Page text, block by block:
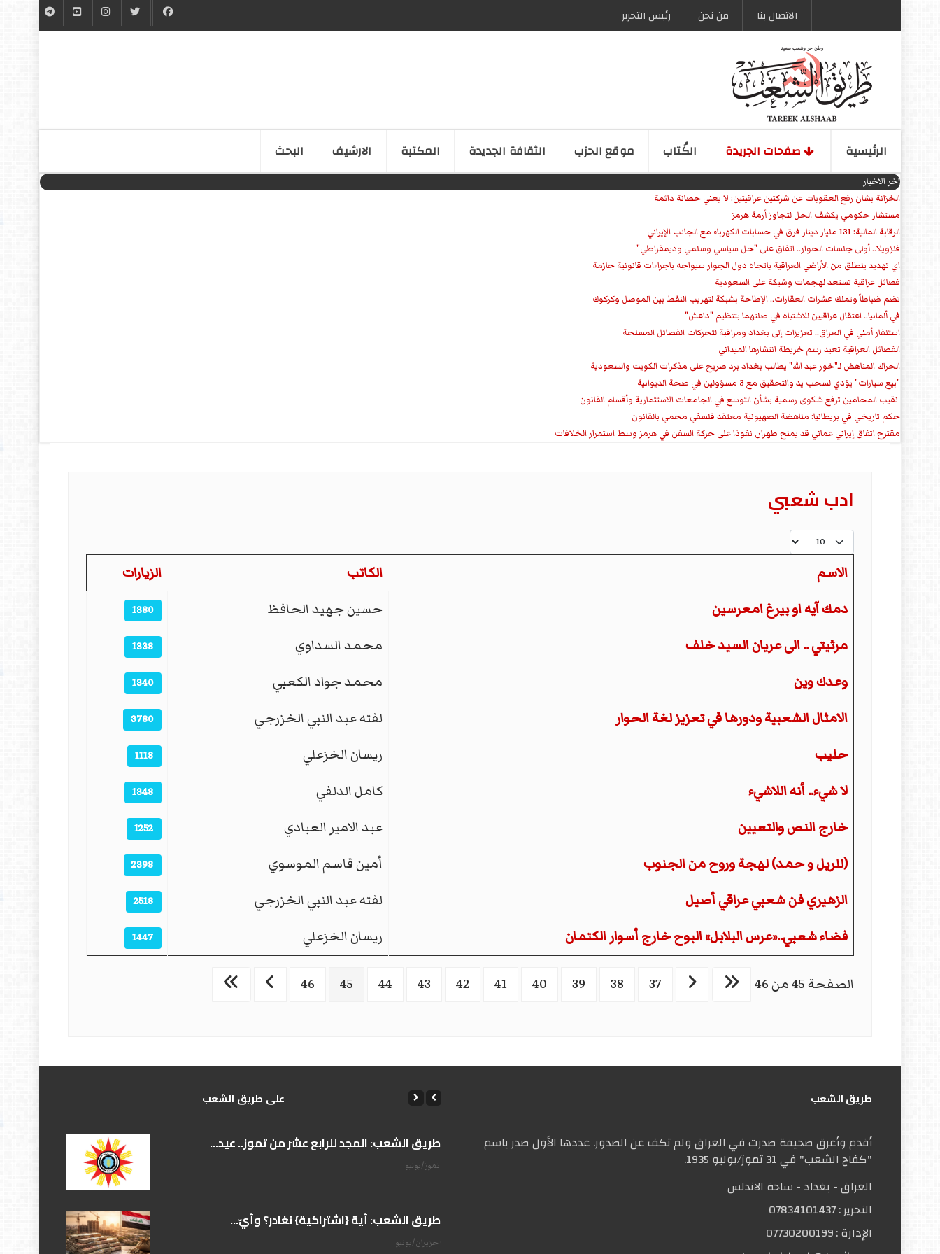
الاتصال بنا من نحن رئیس التحریر
الرئیسیة صفحات الجریدة الكُتاب موقع الحزب الثقافة الجدیدة المكتبة الارشیف البحث
اخر الاخبار
الخزانة بشان رفع العقوبات عن شركتين عراقيتين: لا يعني حصانة دائمة
مستشار حكومي يكشف الحل لتجاوز أزمة هرمز
الرقابة المالية: 131 مليار دينار فرق في حسابات الكهرباء مع الجانب الإيراني
فنزويلا.. أولى جلسات الحوار.. اتفاق على "حل سياسي وسلمي وديمقراطي"
اي تهديد ينطلق من الأراضي العراقية باتجاه دول الجوار سيواجه باجراءات قانونية حازمة
فصائل عراقية تستعد لهجمات وشيكة على السعودية
تضم ضباطاً وتملك عشرات العقارات.. الإطاحة بشبكة لتهريب النفط بين الموصل وكركوك
في ألمانيا.. اعتقال عراقيين للاشتباه في صلتهما بتنظيم "داعش"
استنفار أمني في العراق.. تعزيزات إلى بغداد ومراقبة لتحركات الفصائل المسلحة
الفصائل العراقية تعيد رسم خريطة انتشارها الميداني
الحراك المناهض لـ"خور عبد الله" يطالب بغداد برد صريح على مذكرات الكويت والسعودية
"بيع سيارات" يؤدي لسحب يد والتحقيق مع 3 مسؤولين في صحة الديوانية
‏ نقيب المحامين ترفع شكوى رسمية بشأن التوسع في الجامعات الاستثمارية وأقسام القانون
حكم تاريخي في بريطانيا: مناهضة الصهيونية معتقد فلسفي محمي بالقانون
مقترح اتفاق إيراني عماني قد يمنح طهران نفوذا على حركة السفن في هرمز وسط استمرار الخلافات
ادب شعبي
عدد الإظهارات:
المقالات
الاسم الكاتب
الزيارات
دمك آيه او بيرغ امعرسين
حسين جهيد الحافظ 1380
مرثيتي .. الى عريان السيد خلف محمد السداوي 1338
وعدك وين محمد جواد الكعبي 1340
الامثال الشعبية ودورها في تعزيز لغة الحوار لفته عبد النبي الخزرجي 3780
حليب ريسان الخزعلي 1118
لا شيء.. أنه اللاشيء كامل الدلفي 1348
خارج النص والتعيين عبد الامير العبادي 1252
(للريل و حمد) لهجة وروح من الجنوب أمين قاسم الموسوي 2398
الزهيري فن شعبي عراقي أصيل لفته عبد النبي الخزرجي 2518
فضاء شعبي..«عرس البلابل» البوح خارج أسوار الكتمان ريسان الخزعلي 1447
الصفحة 45 من 46 37
38
39
40
41
42
43
44
45
46
طریق الشعب
أقدم وأعرق صحيفة صدرت في العراق ولم تكف عن الصدور. عددها الأول صدر باسم
"كفاح الشعب" في 31 تموز/يوليو 1935.
العراق - بغداد - ساحة الاندلس
التحریر :07834101437
الإدارة :07730200199
علی طریق الشعب
على طريق الشعب: المجد للرابع عشر من تموز.. عيد...
على طريق الشعب: أية {اشتراكية} نغادر؟ وأيّ...
07 حزيران/يونيو